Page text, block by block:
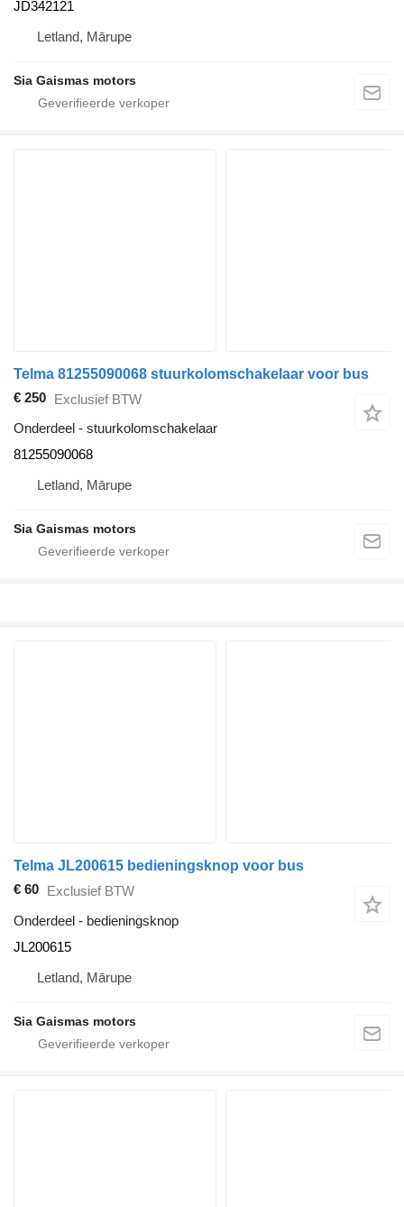
JD342121
Letland, Mārupe
Sia Gaismas motors
Telma 81255090068 stuurkolomschakelaar voor bus
€ 250 Exclusief BTW
Onderdeel - stuurkolomschakelaar
81255090068
Letland, Mārupe
Sia Gaismas motors
Telma JL200615 bedieningsknop voor bus
€ 60 Exclusief BTW
Onderdeel - bedieningsknop
JL200615
Letland, Mārupe
Sia Gaismas motors